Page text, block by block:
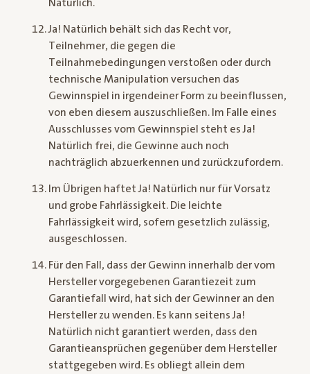
Ja! Natürlich behält sich das Recht vor,
Teilnehmer, die gegen die
Teilnahmebedingungen verstoßen oder durch
technische Manipulation versuchen das
Gewinnspiel in irgendeiner Form zu beeinflussen,
von eben diesem auszuschließen. Im Falle eines
Ausschlusses vom Gewinnspiel steht es Ja!
Natürlich frei, die Gewinne auch noch
nachträglich abzuerkennen und zurückzufordern.
Im Übrigen haftet Ja! Natürlich nur für Vorsatz
und grobe Fahrlässigkeit. Die leichte
Fahrlässigkeit wird, sofern gesetzlich zulässig,
ausgeschlossen.
Für den Fall, dass der Gewinn innerhalb der vom
Hersteller vorgegebenen Garantiezeit zum
Garantiefall wird, hat sich der Gewinner an den
Hersteller zu wenden. Es kann seitens Ja!
Natürlich nicht garantiert werden, dass den
Garantieansprüchen gegenüber dem Hersteller
stattgegeben wird. Es obliegt allein dem